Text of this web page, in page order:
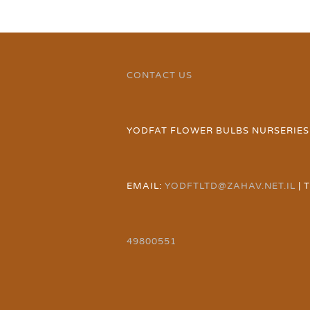
CONTACT US
YODFAT FLOWER BULBS NURSERIES
EMAIL: YODFTLTD@ZAHAV.NET.IL |
49800551